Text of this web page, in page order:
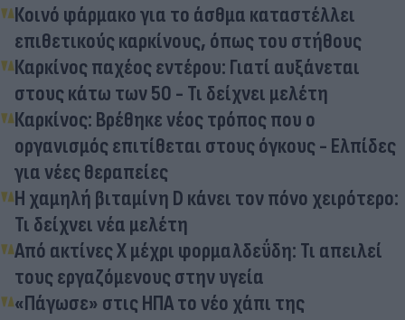
Κοινό φάρμακο για το άσθμα καταστέλλει
επιθετικούς καρκίνους, όπως του στήθους
Καρκίνος παχέος εντέρου: Γιατί αυξάνεται
στους κάτω των 50 - Τι δείχνει μελέτη
Καρκίνος: Βρέθηκε νέος τρόπος που ο
οργανισμός επιτίθεται στους όγκους - Ελπίδες
για νέες θεραπείες
Η χαμηλή βιταμίνη D κάνει τον πόνο χειρότερο:
Τι δείχνει νέα μελέτη
Από ακτίνες Χ μέχρι φορμαλδεΰδη: Τι απειλεί
τους εργαζόμενους στην υγεία
«Πάγωσε» στις ΗΠΑ το νέο χάπι της